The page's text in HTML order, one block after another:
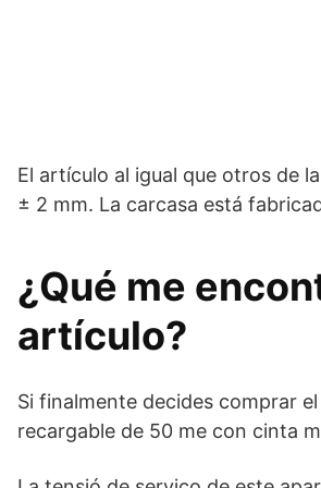
El artículo al igual que otros de
± 2 mm. La carcasa está
¿Qué me
artículo?
Si finalmente decides comprar
recargable de 50 me con cinta